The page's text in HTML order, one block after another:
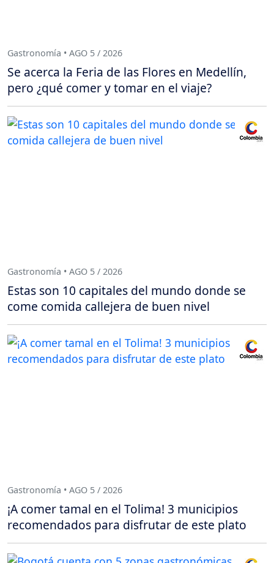
Gastronomía • AGO 5 / 2026
Se acerca la Feria de las Flores en Medellín,
pero ¿qué comer y tomar en el viaje?
Gastronomía • AGO 5 / 2026
Estas son 10 capitales del mundo donde se
come comida callejera de buen nivel
Gastronomía • AGO 5 / 2026
¡A comer tamal en el Tolima! 3 municipios
recomendados para disfrutar de este plato